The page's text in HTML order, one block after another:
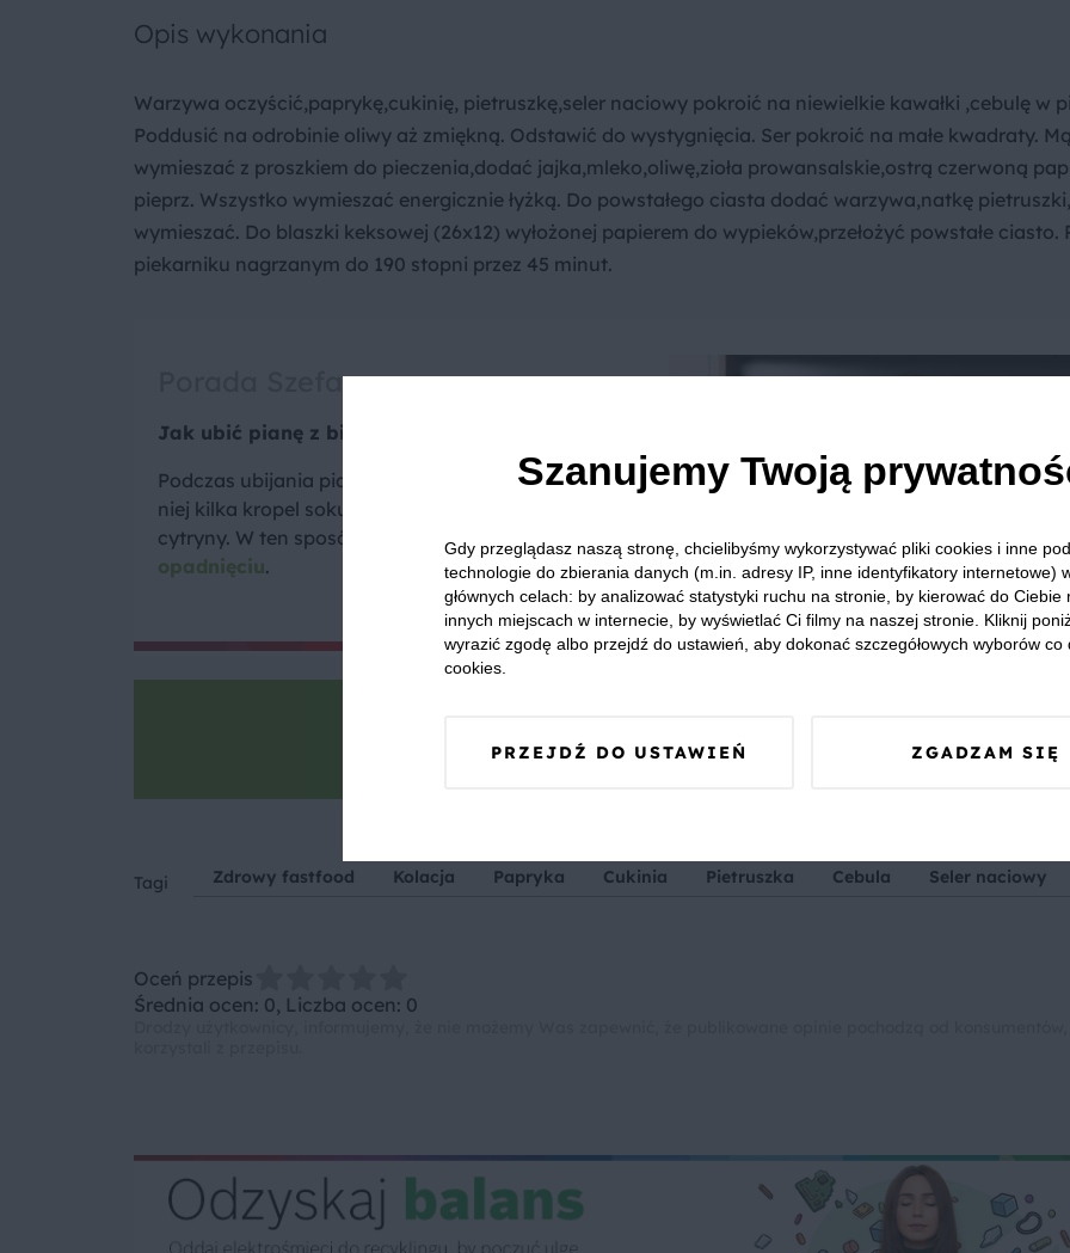
Opis wykonania
Warzywa oczyścić,paprykę,cukinię, pietruszkę,seler naciowy pokroić na niewielkie kawałki ,cebulę w
Poddusić na odrobinie oliwy aż zmiękną. Odstawić do wystygnięcia. Ser pokroić na małe kwadraty.
wymieszać z proszkiem do pieczenia,dodać jajka,mleko,oliwę,zioła prowansalskie,ostrą czerwoną
pieprz. Wszystko wymieszać energicznie łyżką. Do powstałego ciasta dodać warzywa,natkę
wymieszać. Do blaszki keksowej (26x12) wyłożonej papierem do wypieków,przełożyć powstałe ciasto.
piekarniku nagrzanym do 190 stopni przez 45 minut.
Jak ubić pianę z białek, żeby nie opadła?
Podczas ubijania piany z białek warto dodać do
niej kilka kropel soku ze świeżo wyciśniętej
cytryny. W ten sposób zapobiegniesz jej
opadnięciu.
Zrób zdjęcie, podziel się opinią i zainspiruj innych!
Tagi Zdrowy fastfood Kolacja Papryka Cukinia Pietruszka Cebula Seler naciowy
Oceń przepis
Średnia ocen: 0, Liczba ocen: 0
Szanujemy Twoją
Gdy przeglądasz naszą stronę, chcielibyśmy wykorzystywać pliki cookies i inne
technologie do zbierania danych (m.in. adresy IP, inne identyfikatory internetowe)
głównych celach: by analizować statystyki ruchu na stronie, by kierować do Ciebie
innych miejscach w internecie, by wyświetlać Ci filmy na naszej stronie. Kliknij
wyrazić zgodę albo przejdź do ustawień, aby dokonać szczegółowych wyborów co
cookies.
PRZEJDŹ DO USTAWIEŃ ZGADZAM SIĘ